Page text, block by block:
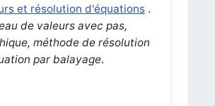
et résolution d'équations.
de valeurs avec pas,
méthode de résolution
par balayage.